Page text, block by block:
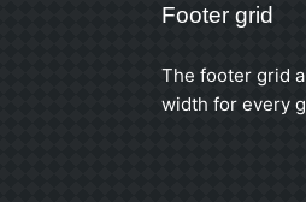
Footer grid
The footer grid
width for every